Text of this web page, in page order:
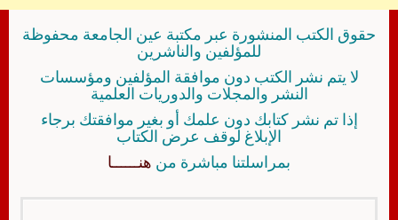
حقوق الكتب المنشورة عبر مكتبة عين الجامعة محفوظة
للمؤلفين والناشرين
لا يتم نشر الكتب دون موافقة المؤلفين ومؤسسات
النشر والمجلات والدوريات العلمية
إذا تم نشر كتابك دون علمك أو بغير موافقتك برجاء
الإبلاغ لوقف عرض الكتاب
بمراسلتنا مباشرة من هنــــــا